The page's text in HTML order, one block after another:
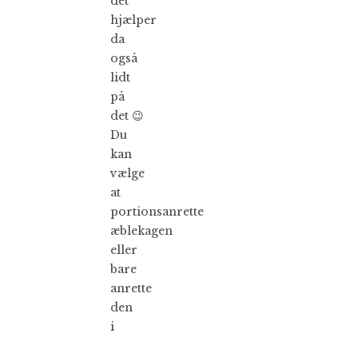
hjælper
da
også
lidt
på
det 😉
Du
kan
vælge
at
portionsanrette
æblekagen
eller
bare
anrette
den
i